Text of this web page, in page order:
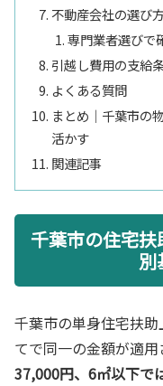
不動産会社の選び
専門業者選びで
引越し費用の支給
よくある質問
まとめ｜千葉市の
活かす
関連記事
千葉市の住宅
別
千葉市の単身住宅扶助
てで同一の金額が適用
37,000円、6㎡以下で